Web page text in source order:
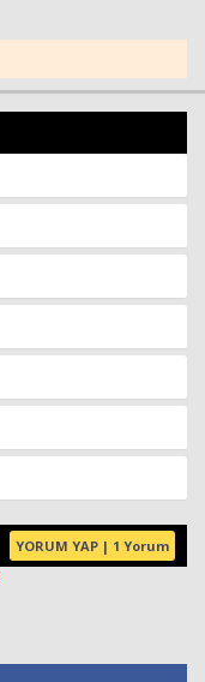
YORUM YAP | 1 Yorum